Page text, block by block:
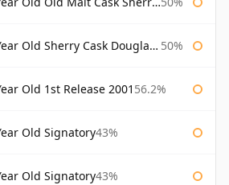
Cask Douglas Laing Old Malt Cask 50%
Old 1st Release 2001 56.2%
Old Signatory43%
Old Signatory43%